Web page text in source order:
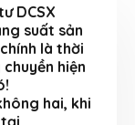
DCSX
suất sản
là thời
hiện
hai, khi
tại